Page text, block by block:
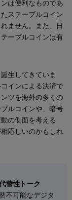
は便利なものであ
ステーブルコイン
ません。また、日
ーブルコインは有
生してきていま
インによる決済で
ツを海外の多くの
ルコインや、暗号
の側面を考える
応しいのかもしれ
替性トーク
不可能なデジタ